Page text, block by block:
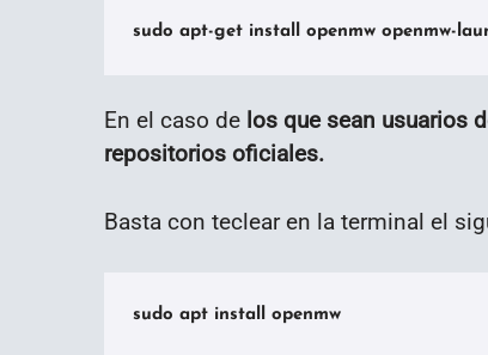
sudo apt-get install openmw openmw-
En el caso de los que sean usuarios
repositorios oficiales.
Basta con teclear en la terminal el
sudo apt install openmw